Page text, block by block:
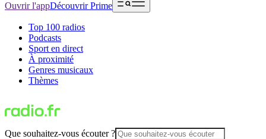
Ouvrir l'appDécouvrir Prime
Top 100 radios
Podcasts
Sport en direct
À proximité
Genres musicaux
Thèmes
Que souhaitez-vous écouter ?